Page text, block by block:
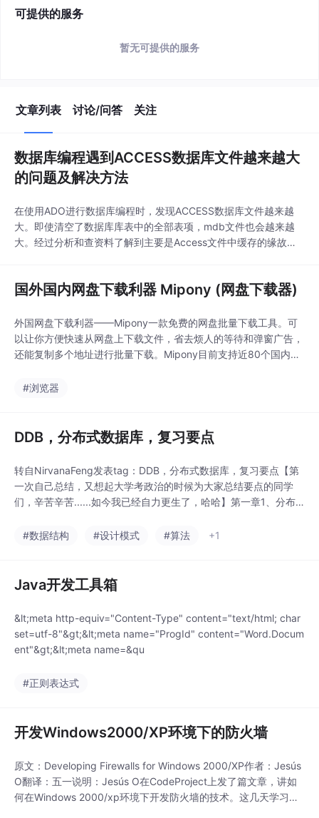
可提供的服务
暂无可提供的服务
文章列表 讨论/问答 关注
数据库编程遇到ACCESS数据库文件越来越大
的问题及解决方法
在使用ADO进行数据库编程时，发现ACCESS数据库文件越来越
大。即使清空了数据库库表中的全部表项，mdb文件也会越来越
大。经过分析和查资料了解到主要是Access文件中缓存的缘故，
题，则编写了下面代码，注意路径和文件名就可以了。为了使用后
国外国内网盘下载利器 Mipony (网盘下载器)
外国网盘下载利器——Mipony一款免费的网盘批量下载工具。可
以让你方便快速从网盘上下载文件，省去烦人的等待和弹窗广告，
还能复制多个地址进行批量下载。Mipony目前支持近80个国内外
行的 Megaupload、Rapidshare、Hotfile等等。当然，MiPony 并
#浏览器
DDB，分布式数据库，复习要点
转自NirvanaFeng发表tag：DDB，分布式数据库，复习要点【第
一次自己总结，又想起大学考政治的时候为大家总结要点的同学
们，辛苦辛苦......如今我已经自力更生了，哈哈】第一章1、分布
计算机网络将地理位置分散而管理和控制又需要不同程度集中...
#数据结构 #设计模式 #算法 +1
Java开发工具箱
&lt;meta http-equiv="Content-Type" content="text/html; char
set=utf-8"&gt;&lt;meta name="ProgId" content="Word.Docum
ent"&gt;&lt;meta name=&qu
#正则表达式
开发Windows2000/XP环境下的防火墙
原文：Developing Firewalls for Windows 2000/XP作者：Jesús
O翻译：五一说明：Jesús O在CodeProject上发了篇文章，讲如
何在Windows 2000/xp环境下开发防火墙的技术。这几天学习了